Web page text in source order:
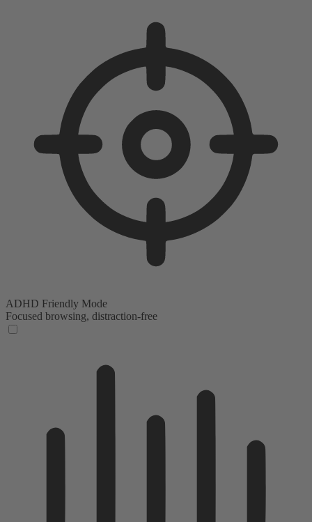
ADHD Friendly Mode
Focused browsing, distraction-free